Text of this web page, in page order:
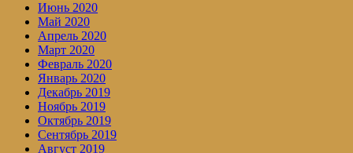
Июнь 2020
Май 2020
Апрель 2020
Март 2020
Февраль 2020
Январь 2020
Декабрь 2019
Ноябрь 2019
Октябрь 2019
Сентябрь 2019
Август 2019